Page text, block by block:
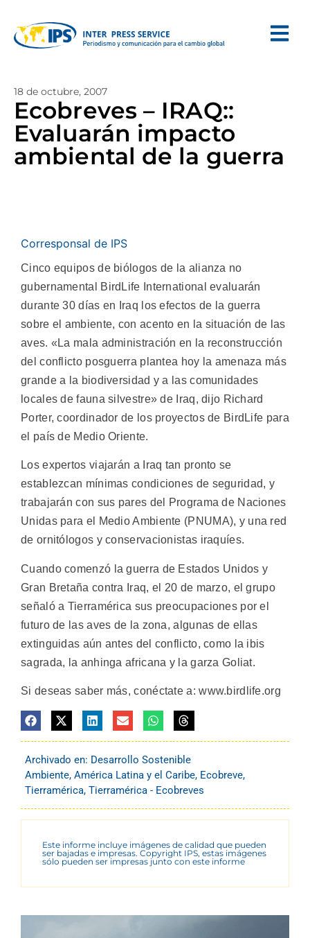
18 de octubre, 2007
Ecobreves – IRAQ::
Evaluarán impacto
ambiental de la guerra
Corresponsal de IPS
Cinco equipos de biólogos de la alianza no
gubernamental BirdLife International evaluarán
durante 30 días en Iraq los efectos de la guerra
sobre el ambiente, con acento en la situación de las
aves. «La mala administración en la reconstrucción
del conflicto posguerra plantea hoy la amenaza más
grande a la biodiversidad y a las comunidades
locales de fauna silvestre» de Iraq, dijo Richard
Porter, coordinador de los proyectos de BirdLife para
el país de Medio Oriente.
Los expertos viajarán a Iraq tan pronto se
establezcan mínimas condiciones de seguridad, y
trabajarán con sus pares del Programa de Naciones
Unidas para el Medio Ambiente (PNUMA), y una red
de ornitólogos y conservacionistas iraquíes.
Cuando comenzó la guerra de Estados Unidos y
Gran Bretaña contra Iraq, el 20 de marzo, el grupo
señaló a Tierramérica sus preocupaciones por el
futuro de las aves de la zona, algunas de ellas
extinguidas aún antes del conflicto, como la ibis
sagrada, la anhinga africana y la garza Goliat.
Si deseas saber más, conéctate a: www.birdlife.org
Archivado en: Desarrollo Sostenible
Ambiente, América Latina y el Caribe, Ecobreve,
Tierramérica, Tierramérica - Ecobreves
Este informe incluye imágenes de calidad que pueden
ser bajadas e impresas. Copyright IPS, estas imágenes
sólo pueden ser impresas junto con este informe